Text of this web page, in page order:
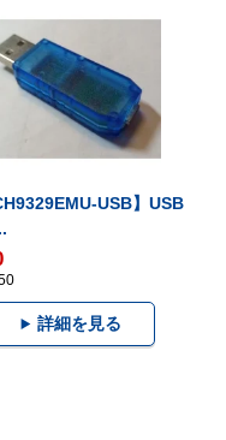
USB】USB
詳細を見る